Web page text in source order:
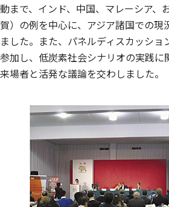
動まで、インド、中国、マレーシア、
賀）の例を中心に、アジア諸国での現
ました。また、パネルディスカッシ
参加し、低炭素社会シナリオの実践に
来場者と活発な議論を交わしました。